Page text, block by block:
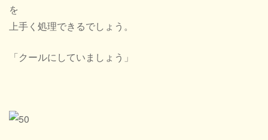
を
上手く処理できるでしょう。
「クールにしていましょう」